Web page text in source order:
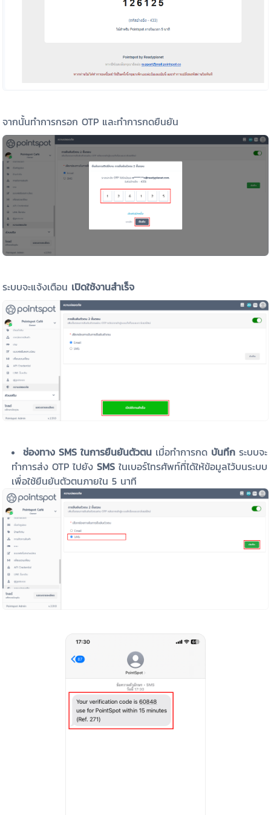
จากนั้นทำการกรอก OTP และทำการกดยืนยัน
ระบบจะแจ้งเตือน เปิดใช้งานสำเร็จ
ช่องทาง SMS ในการยืนยันตัวตน เมื่อทำการกด บันทึกระบบจะ
ทำการส่ง OTP ไปยังSMS ในเบอร์โทรศัพท์ที่ได้ให้ข้อมูลไว้บนระบบ
เพื่อใช้ยืนยันตัวตนภายใน 5 นาที